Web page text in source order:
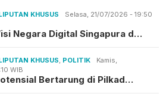
KHUSUS
Selasa, 21/07/2026 - 19:50
Negara Digital Singapura d…
KHUSUS, POLITIK
Kamis,
WIB
Bertarung di Pilkad…